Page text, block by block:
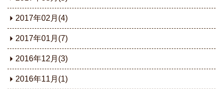
2017年02月(4)
2017年01月(7)
2016年12月(3)
2016年11月(1)